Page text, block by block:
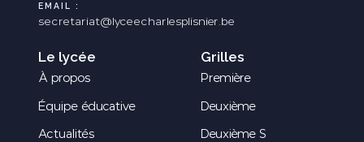
EMAIL :
secretariat@lyceecharlesplisnier.be
Le lycée
À propos
Équipe éducative
Actualités
Grilles
Première
Deuxième
Deuxième S